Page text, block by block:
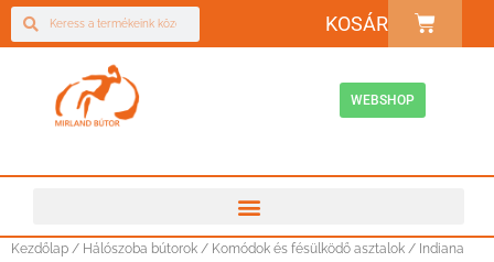
KOSÁR
WEBSHOP
Kezdőlap / Hálószoba bútorok / Komódok és fésülködő asztalok / Indiana